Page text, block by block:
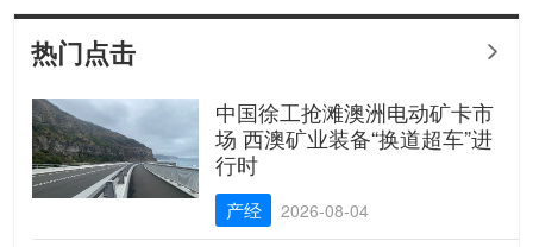
热门点击 
中国徐工抢滩澳洲电动矿卡市
场 西澳矿业装备“换道超车”进
行时
产经 2026-08-04